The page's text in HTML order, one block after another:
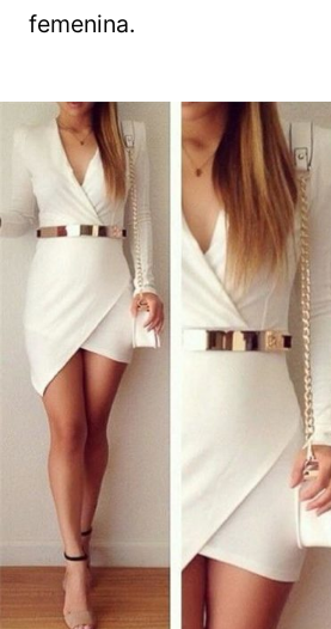
femenina.